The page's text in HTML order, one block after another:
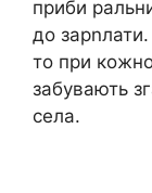
приби
до
то при
забувають
села.